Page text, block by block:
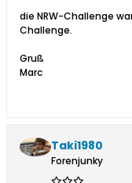
die NRW-Challenge
Challenge.
Gruß
Marc
Taki1980
Forenjunky